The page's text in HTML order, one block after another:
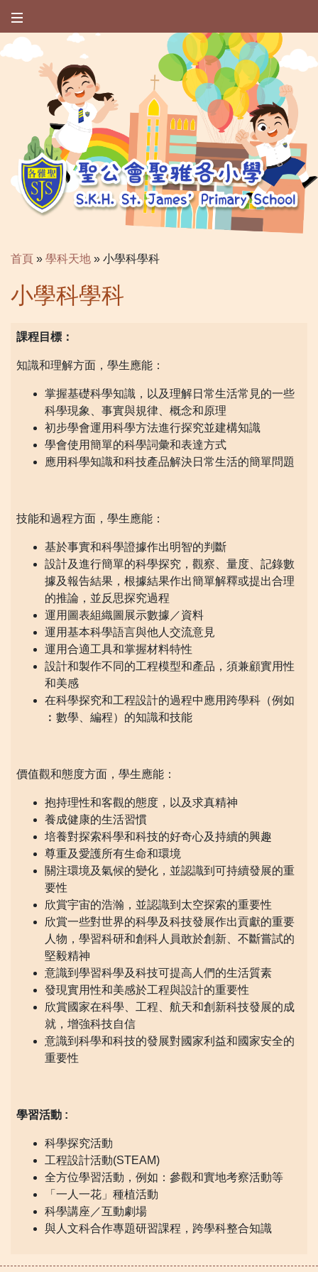
首頁 » 學科天地 » 小學科學科
小學科學科
課程目標：
知識和理解方面，學生應能：
掌握基礎科學知識，以及理解日常生活常見的一些
科學現象、事實與規律、概念和原理
初步學會運用科學方法進行探究並建構知識
學會使用簡單的科學詞彙和表達方式
應用科學知識和科技產品解決日常生活的簡單問題
技能和過程方面，學生應能：
基於事實和科學證據作出明智的判斷
設計及進行簡單的科學探究，觀察、量度、記錄數
據及報告結果，根據結果作出簡單解釋或提出合理
的推論，並反思探究過程
運用圖表組織圖展示數據／資料
運用基本科學語言與他人交流意見
運用合適工具和掌握材料特性
設計和製作不同的工程模型和產品，須兼顧實用性
和美感
在科學探究和工程設計的過程中應用跨學科（例如
︰數學、編程）的知識和技能
價值觀和態度方面，學生應能：
抱持理性和客觀的態度，以及求真精神
養成健康的生活習慣
培養對探索科學和科技的好奇心及持續的興趣
尊重及愛護所有生命和環境
關注環境及氣候的變化，並認識到可持續發展的重
要性
欣賞宇宙的浩瀚，並認識到太空探索的重要性
欣賞一些對世界的科學及科技發展作出貢獻的重要
人物，學習科研和創科人員敢於創新、不斷嘗試的
堅毅精神
意識到學習科學及科技可提高人們的生活質素
發現實用性和美感於工程與設計的重要性
欣賞國家在科學、工程、航天和創新科技發展的成
就，增強科技自信
意識到科學和科技的發展對國家利益和國家安全的
重要性
學習活動 :
科學探究活動
工程設計活動(STEAM)
全方位學習活動，例如：參觀和實地考察活動等
「一人一花」種植活動
科學講座／互動劇場
與人文科合作專題研習課程，跨學科整合知識